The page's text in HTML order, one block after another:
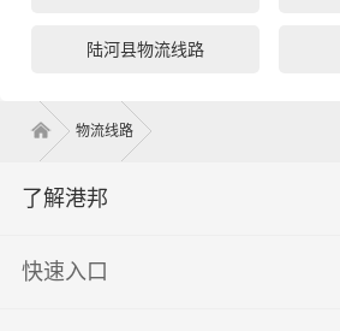
陆河县物流线路
物流线路
了解港邦
快速入口